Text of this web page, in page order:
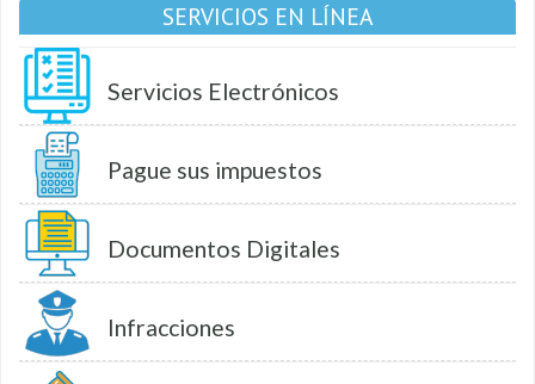
SERVICIOS EN LÍNEA
Servicios Electrónicos
Pague sus impuestos
Documentos Digitales
Infracciones